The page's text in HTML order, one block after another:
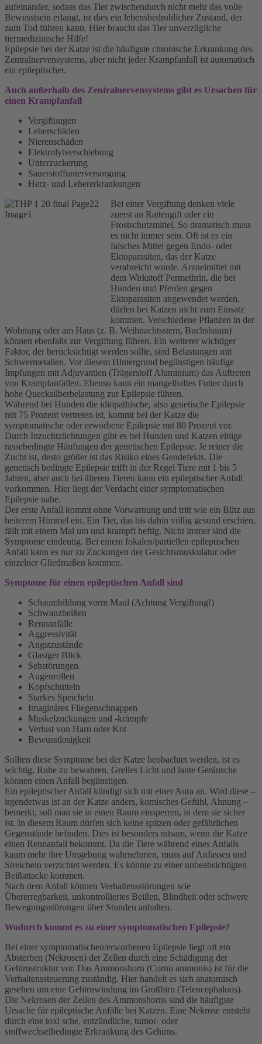
aufeinander, sodass das Tier zwischendurch nicht mehr das volle
Bewusstsein erlangt, ist dies ein lebensbedrohlicher Zustand, der
zum Tod führen kann. Hier braucht das Tier unverzügliche
tiermedizinische Hilfe!
Epilepsie bei der Katze ist die häufigste chronische Erkrankung des
Zentralnervensystems, aber nicht jeder Krampfanfall ist automatisch
ein epileptischer.
Auch außerhalb des Zentralnervensystems gibt es Ursachen für
einen Krampfanfall
Vergiftungen
Leberschäden
Nierenschäden
Elektrolytverschiebung
Unterzuckerung
Sauerstoffunterversorgung
Herz- und Lebererkrankungen
Bei einer Vergiftung denken viele
zuerst an Rattengift oder ein
Frostschutzmittel. So dramatisch muss
es nicht immer sein. Oft ist es ein
falsches Mittel gegen Endo- oder
Ektoparasiten, das der Katze
verabreicht wurde. Arzneimittel mit
dem Wirkstoff Permethrin, die bei
Hunden und Pferden gegen
Ektoparasiten angewendet werden,
dürfen bei Katzen nicht zum Einsatz
kommen. Verschiedene Pflanzen in der
Wohnung oder am Haus (z. B. Weihnachtsstern, Buchsbaum)
können ebenfalls zur Vergiftung führen. Ein weiterer wichtiger
Faktor, der berücksichtigt werden sollte, sind Belastungen mit
Schwermetallen. Vor diesem Hintergrund begünstigen häufige
Impfungen mit Adjuvantien (Trägerstoff Aluminium) das Auftreten
von Krampfanfällen. Ebenso kann ein mangelhaftes Futter durch
hohe Quecksilberbelastung zur Epilepsie führen.
Während bei Hunden die idiopathische, also genetische Epilepsie
mit 75 Prozent vertreten ist, kommt bei der Katze die
symptomatische oder erworbene Epilepsie mit 80 Prozent vor.
Durch Inzuchtzüchtungen gibt es bei Hunden und Katzen einige
rassebedingte Häufungen der genetischen Epilepsie. Je reiner die
Zucht ist, desto größer ist das Risiko eines Gendefekts. Die
genetisch bedingte Epilepsie trifft in der Regel Tiere mit 1 bis 5
Jahren, aber auch bei älteren Tieren kann ein epileptischer Anfall
vorkommen. Hier liegt der Verdacht einer symptomatischen
Epilepsie nahe.
Der erste Anfall kommt ohne Vorwarnung und tritt wie ein Blitz aus
heiterem Himmel ein. Ein Tier, das bis dahin völlig gesund erschien,
fällt mit einem Mal um und krampft heftig. Nicht immer sind die
Symptome eindeutig. Bei einem fokalen/partiellen epileptischen
Anfall kann es nur zu Zuckungen der Gesichtsmuskulatur oder
einzelner Gliedmaßen kommen.
Symptome für einen epileptischen Anfall sind
Schaumbildung vorm Maul (Achtung Vergiftung!)
Schwanzbeißen
Rennanfälle
Aggressivität
Angstzustände
Glasiger Blick
Sehstörungen
Augenrollen
Kopfschütteln
Starkes Speicheln
Imaginäres Fliegenschnappen
Muskelzuckungen und -krämpfe
Verlust von Harn oder Kot
Bewusstlosigkeit
Sollten diese Symptome bei der Katze beobachtet werden, ist es
wichtig, Ruhe zu bewahren. Grelles Licht und laute Geräusche
können einen Anfall begünstigen.
Ein epileptischer Anfall kündigt sich mit einer Aura an. Wird diese –
irgendetwas ist an der Katze anders, komisches Gefühl, Ahnung –
bemerkt, soll man sie in einen Raum einsperren, in dem sie sicher
ist. In diesem Raum dürfen sich keine spitzen oder gefährlichen
Gegenstände befinden. Dies ist besonders ratsam, wenn die Katze
einen Rennanfall bekommt. Da die Tiere während eines Anfalls
kaum mehr ihre Umgebung wahrnehmen, muss auf Anfassen und
Streicheln verzichtet werden. Es könnte zu einer unbeabsichtigten
Beißattacke kommen.
Nach dem Anfall können Verhaltensstörungen wie
Übererregbarkeit, unkontrolliertes Beißen, Blindheit oder schwere
Bewegungsstörungen über Stunden anhalten.
Wodurch kommt es zu einer symptomatischen Epilepsie?
Bei einer symptomatischen/erworbenen Epilepsie liegt oft ein
Absterben (Nekrosen) der Zellen durch eine Schädigung der
Gehirnstruktur vor. Das Ammonshorn (Cornu ammonis) ist für die
Verhaltenssteuerung zuständig. Hier handelt es sich anatomisch
gesehen um eine Gehirnwindung im Großhirn (Telencephalons).
Die Nekrosen der Zellen des Ammonshorns sind die häufigste
Ursache für epileptische Anfälle bei Katzen. Eine Nekrose entsteht
durch eine toxi sche, entzündliche, tumor- oder
stoffwechselbedingte Erkrankung des Gehirns.